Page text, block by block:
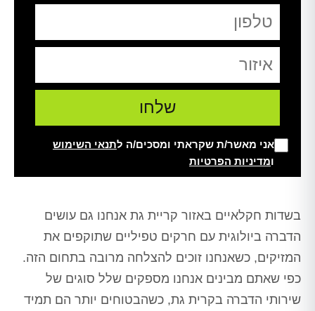
אני מאשר/ת שקראתי ומסכים/ה לתנאי השימוש
ומדיניות הפרטיות
בשדות חקלאיים באזור קריית גת אנחנו גם עושים
הדברה ביולוגית עם חרקים טפיליים שתוקפים את
המזיקים, כשאנחנו זוכים להצלחה מרובה בתחום הזה.
כפי שאתם מבינים אנחנו מספקים שלל סוגים של
שירותי הדברה בקרית גת, כשהבטוחים יותר הם תמיד